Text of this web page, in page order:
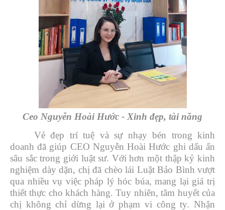
Ceo Nguyễn Hoài Hước - Xinh đẹp, tài năng
Vẻ đẹp trí tuệ và sự nhạy bén trong kinh
doanh đã giúp CEO Nguyễn Hoài Hước ghi dấu ấn
sâu sắc trong giới luật sư. Với hơn một thập kỷ kinh
nghiệm dày dặn, chị đã chèo lái Luật Bảo Bình vượt
qua nhiều vụ việc pháp lý hóc búa, mang lại giá trị
thiết thực cho khách hàng. Tuy nhiên, tâm huyết của
chị không chỉ dừng lại ở phạm vi công ty. Nhận